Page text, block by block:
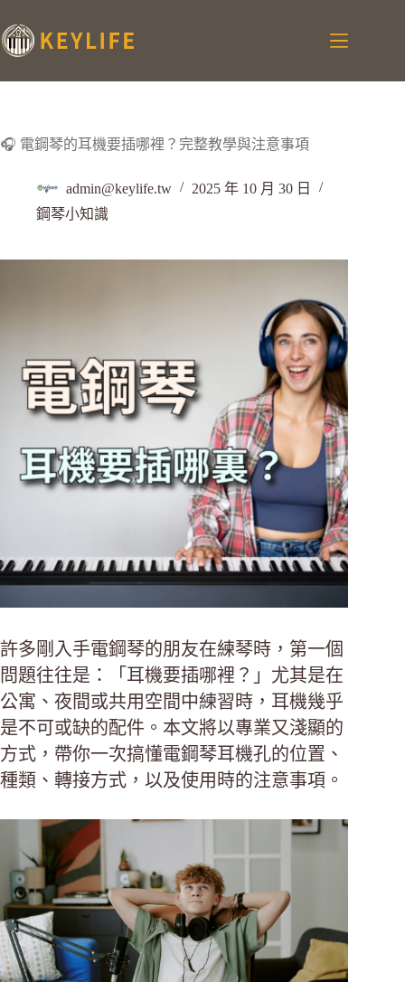
🎧 電鋼琴的耳機要插哪裡？完整教學與注意事項
admin@keylife.tw
2025 年 10 月 30 日
鋼琴小知識
許多剛入手電鋼琴的朋友在練琴時，第一個
問題往往是：「耳機要插哪裡？」尤其是在
公寓、夜間或共用空間中練習時，耳機幾乎
是不可或缺的配件。本文將以專業又淺顯的
方式，帶你一次搞懂電鋼琴耳機孔的位置、
種類、轉接方式，以及使用時的注意事項。